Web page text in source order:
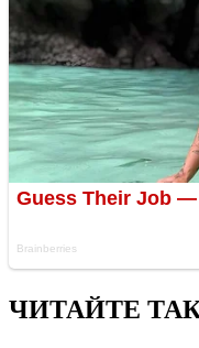
ЧИТАЙТЕ